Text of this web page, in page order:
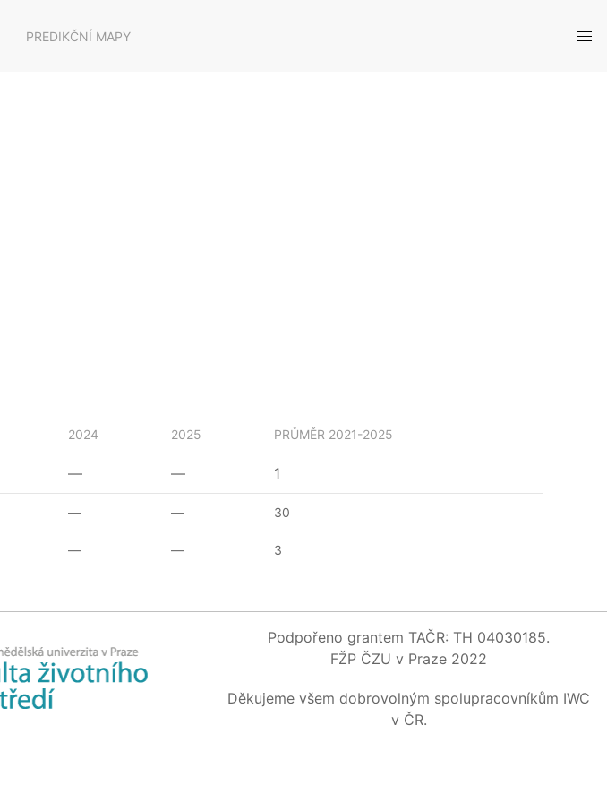
PREDIKČNÍ MAPY
2024 2025 PRŮMĚR 2021-2025
— — 30
— — 3
— — 1
Podpořeno grantem TAČR: TH 04030185.
FŽP ČZU v Praze 2022
Děkujeme všem dobrovolným spolupracovníkům IWC
v ČR.